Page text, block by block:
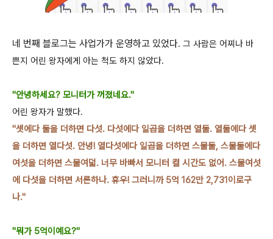
네 번째 블로그는 사업가가 운영하고 있었다. 그 사람은 어찌나 바
쁜지 어린 왕자에게 아는 척도 하지 않았다.
"안녕하세요? 모니터가꺼졌네요."
어린 왕자가 말했다.
"셋에다 둘을 더하면 다섯. 다섯에다 일곱을 더하면 열둘. 열둘에다 셋
을 더하면 열다섯. 안녕! 열다섯에다 일곱을 더하면 스물둘, 스물둘에다
여섯을 더하면 스물여덟. 너무 바빠서 모니터 켤 시간도 없어. 스물여섯
에 다섯을 더하면 서른하나. 휴우! 그러니까 5억 162만 2,731이로구
나."
"뭐가 5억이예요?"